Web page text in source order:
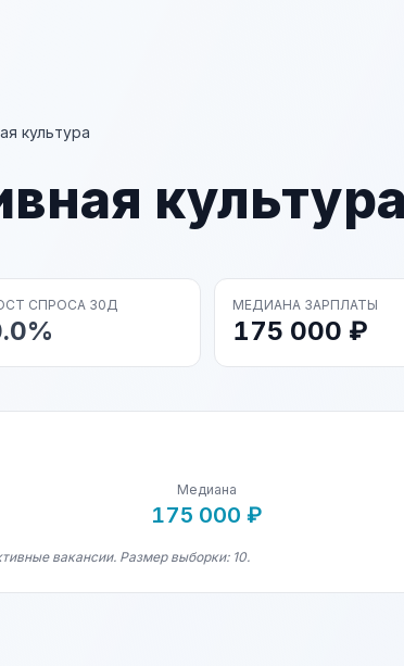
культура
культура
СПРОСА 30Д МЕДИАНА ЗАРПЛАТЫ
175 000 ₽
Медиана
175 000 ₽
вакансии. Размер выборки: 10.